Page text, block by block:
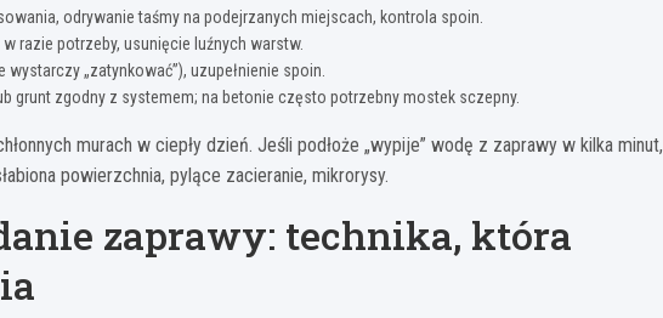
odrywanie taśmy na podejrzanych miejscach, kontrola spoin.
razie potrzeby, usunięcie luźnych warstw.
„zatynkować”), uzupełnienie spoin.
grunt zgodny z systemem; na betonie często potrzebny mostek sczepny.
murach w ciepły dzień. Jeśli podłoże „wypije” wodę z zaprawy w kilka minut,
powierzchnia, pylące zacieranie, mikrorysy.
zaprawy: technika, która